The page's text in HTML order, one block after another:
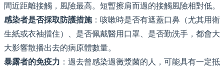
間近距離接觸，風險最高。短暫擦肩而過的接觸風險相對低。
感染者是否採取防護措施：咳嗽時是否有遮蓋口鼻（尤其用衛
生紙或衣袖擋住）、是否佩戴醫用口罩、是否勤洗手，都會大
大影響散播出去的病原體數量。
暴露者的免疫力 ：過去曾感染過黴漿菌的人，可能具有一定抵